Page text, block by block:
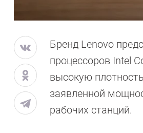
Бренд Lenovo
процессоров Intel
высокую
заявленной
рабочих станций.